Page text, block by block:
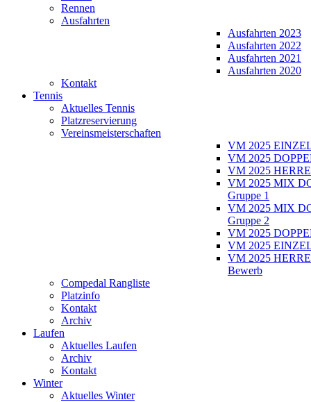
Rennen
Ausfahrten
Ausfahrten 2023
Ausfahrten 2022
Ausfahrten 2021
Ausfahrten 2020
Kontakt
Tennis
Aktuelles Tennis
Platzreservierung
Vereinsmeisterschaften
VM 2025
VM 2025
VM 2025
VM 2025 MIX
Gruppe 1
VM 2025 MIX
Gruppe 2
VM 2025
VM 2025
VM 2025
Bewerb
Compedal Rangliste
Platzinfo
Kontakt
Archiv
Laufen
Aktuelles Laufen
Archiv
Kontakt
Winter
Aktuelles Winter